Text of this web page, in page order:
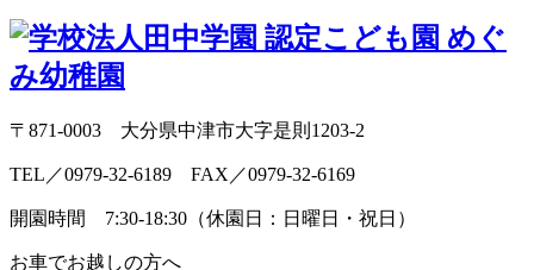
〒871-0003 大分県中津市大字是則1203-2
TEL／0979-32-6189 FAX／0979-32-6169
開園時間 7:30-18:30（休園日：日曜日・祝日）
お車でお越しの方へ